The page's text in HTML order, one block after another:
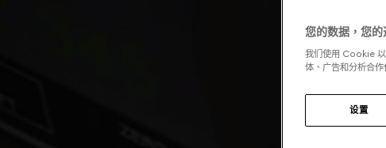
您的数据，您的
我们使用 Cookie 以
体、广告和分析合
设置